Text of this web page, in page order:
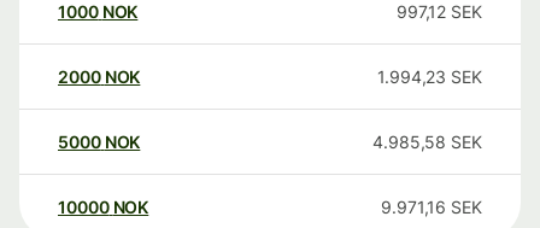
1000 NOK 997,12 SEK
2000 NOK 1.994,23 SEK
5000 NOK 4.985,58 SEK
10000 NOK 9.971,16 SEK